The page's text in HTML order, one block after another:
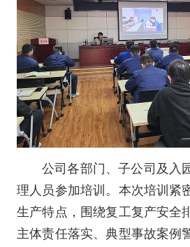
公司各部门、子公司及入
理人员参加培训。本次培训紧
生产特点，围绕复工复产安全
主体责任落实、典型事故案例